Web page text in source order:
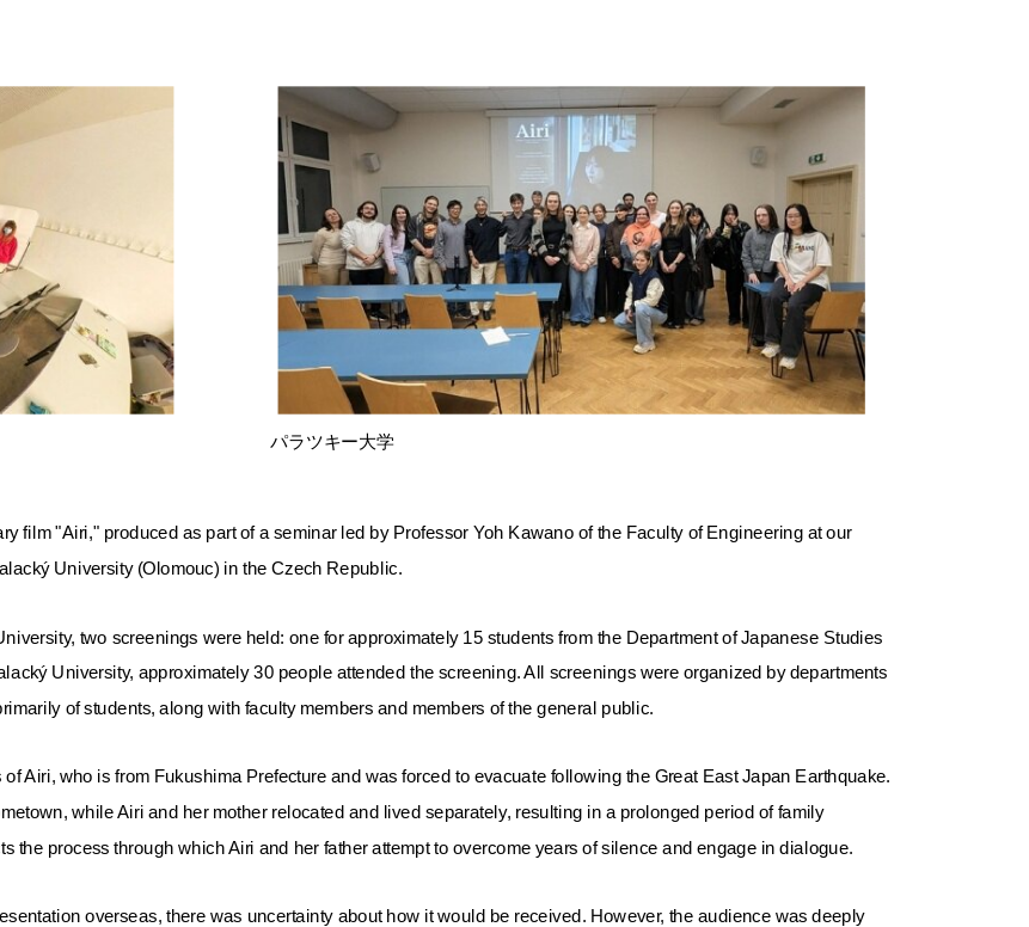
パラツキー大学
film "Airi," produced as part of a seminar led by Professor Yoh Kawano of the Faculty of Engineering at our
University (Olomouc) in the Czech Republic.
two screenings were held: one for approximately 15 students from the Department of Japanese Studies
University, approximately 30 people attended the screening. All screenings were organized by departments
of students, along with faculty members and members of the general public.
Airi, who is from Fukushima Prefecture and was forced to evacuate following the Great East Japan Earthquake.
while Airi and her mother relocated and lived separately, resulting in a prolonged period of family
the process through which Airi and her father attempt to overcome years of silence and engage in dialogue.
overseas, there was uncertainty about how it would be received. However, the audience was deeply